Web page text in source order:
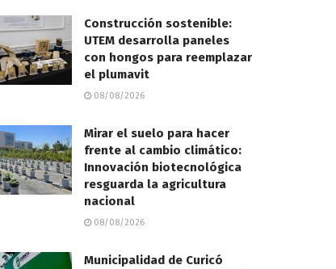
Construcción sostenible:
UTEM desarrolla paneles
con hongos para reemplazar
el plumavit
08/08/2026
Mirar el suelo para hacer
frente al cambio climático:
Innovación biotecnológica
resguarda la agricultura
nacional
08/08/2026
Municipalidad de Curicó